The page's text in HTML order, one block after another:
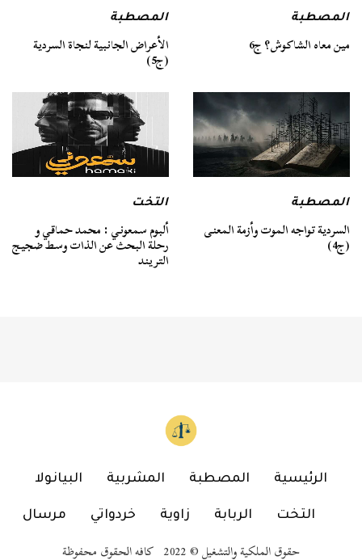
المصطبة
مين معاه الشاكوش؟ ج6
المصطبة
الأعراض الجانبية لنجاة السردية
(ج5)
المصطبة
السردية تواجه الموت وأزمة المعنى
(ج4)
التخت
ألبوم سمعوني : محمد حماقي و
رحلة البحث عن الذات وسط ضجيج
التريند
الرئيسية المصطبة المشربية البيانولا
التخت الربابة زاوية خردواتي مرسال
حقوق الملكية والتشغيل © 2022 كافه الحقوق محفوظة